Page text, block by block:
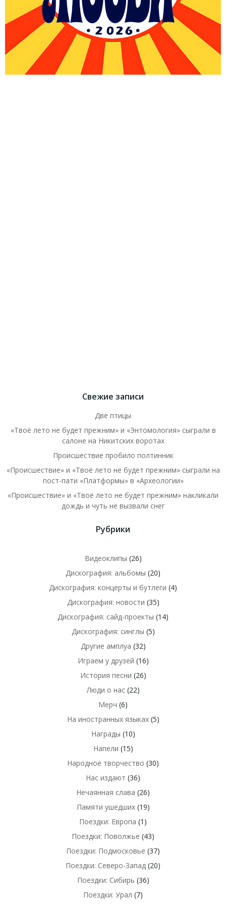
Свежие записи
Две птицы
«Твоё лето не будет прежним» и «Энтомология» сыграли в
салоне на Никитских воротах
Происшествие пробило полтинник
«Происшествие» и «Твоё лето не будет прежним» сыграли на
пост-пати «Платформы» в «Археологии»
«Происшествие» и «Твоё лето не будет прежним» накликали
дождь и чуть не вызвали снег
Рубрики
Видеоклипы (26)
Дискография: альбомы (20)
Дискография: концерты и бутлеги (4)
Дискография: новости (35)
Дискография: сайд-проекты (14)
Дискография: синглы (5)
Другие амплуа (32)
Играем у друзей (16)
История песни (26)
Люди о нас(22)
Мерч (6)
На иностранных языках(5)
Награды (10)
Напели (15)
Народное творчество (30)
Нас издают (36)
Нечаянная слава (26)
Памяти ушедших(19)
Поездки: Европа (1)
Поездки: Поволжье (43)
Поездки: Подмосковье (37)
Поездки: Северо-Запад (20)
Поездки: Сибирь (36)
Поездки: Урал (7)